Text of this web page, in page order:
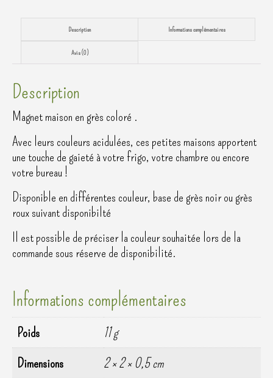
Description Informations complémentaires
Avis (0)
Description
Magnet maison en grès coloré .
Avec leurs couleurs acidulées, ces petites maisons apportent
une touche de gaieté à votre frigo, votre chambre ou encore
votre bureau !
Disponible en différentes couleur, base de grès noir ou grès
roux suivant disponibilté
Il est possible de préciser la couleur souhaitée lors de la
commande sous réserve de disponibilité.
Informations complémentaires
Poids
11 g
Dimensions
2 × 2 × 0,5 cm